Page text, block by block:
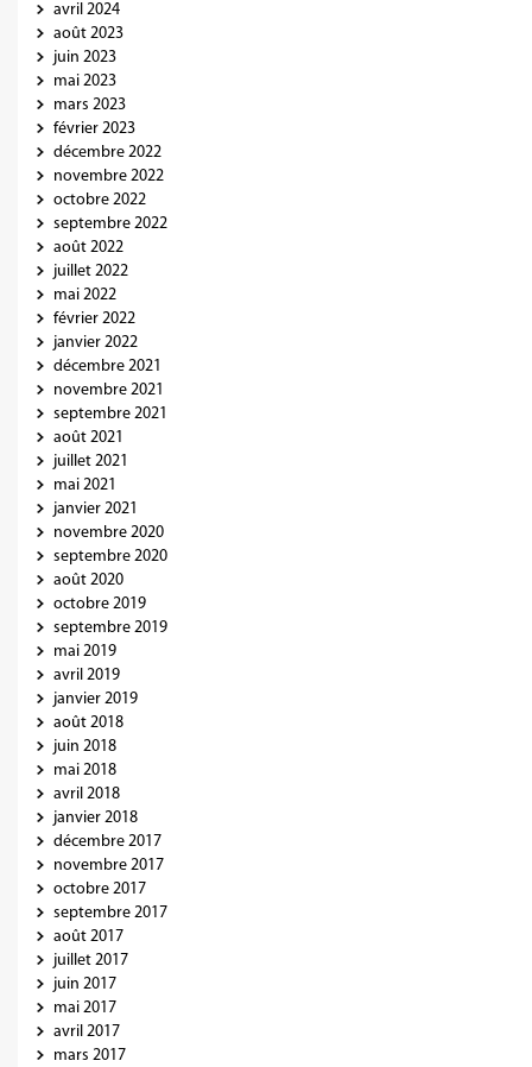
avril 2024
août 2023
juin 2023
mai 2023
mars 2023
février 2023
décembre 2022
novembre 2022
octobre 2022
septembre 2022
août 2022
juillet 2022
mai 2022
février 2022
janvier 2022
décembre 2021
novembre 2021
septembre 2021
août 2021
juillet 2021
mai 2021
janvier 2021
novembre 2020
septembre 2020
août 2020
octobre 2019
septembre 2019
mai 2019
avril 2019
janvier 2019
août 2018
juin 2018
mai 2018
avril 2018
janvier 2018
décembre 2017
novembre 2017
octobre 2017
septembre 2017
août 2017
juillet 2017
juin 2017
mai 2017
avril 2017
mars 2017